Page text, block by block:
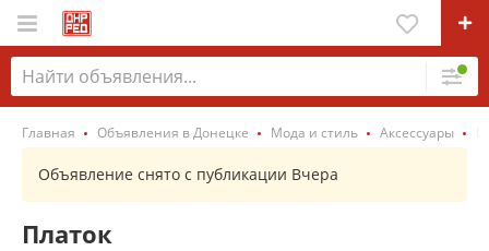
Главная Объявления в Донецке Мода и стиль Аксессуары
Объявление снято с публикации Вчера
Платок